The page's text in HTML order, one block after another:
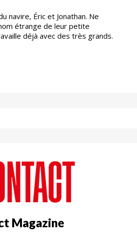
navire, Éric et Jonathan. Ne
étrange de leur petite
déjà avec des très grands.
Magazine